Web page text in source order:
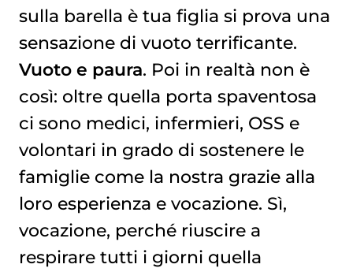
sulla barella è tua figlia si prova una
sensazione di vuoto terrificante.
Vuoto e paura. Poi in realtà non è
così: oltre quella porta spaventosa
ci sono medici, infermieri, OSS e
volontari in grado di sostenere le
famiglie come la nostra grazie alla
loro esperienza e vocazione. Sì,
vocazione, perché riuscire a
respirare tutti i giorni quella